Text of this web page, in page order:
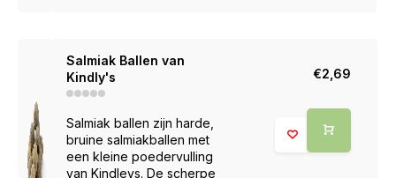
Salmiak Ballen van
Kindly's
Salmiak ballen zijn harde,
bruine salmiakballen met
een kleine poedervulling
van Kindleys. De scherpe
€2,69